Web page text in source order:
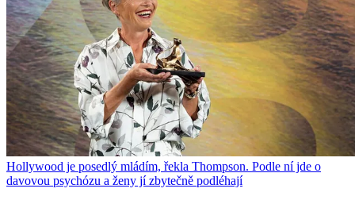
Hollywood je posedlý mládím, řekla Thompson. Podle ní jde o
davovou psychózu a ženy jí zbytečně podléhají